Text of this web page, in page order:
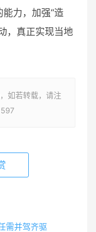
力，加强“造
，真正实现当地
如若转载，请注
需并驾齐驱